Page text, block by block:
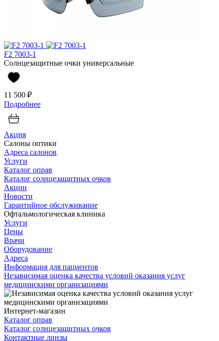
F2 7003-1
Солнцезащитные очки универсальные
11 500 ₽
Подробнее
Акция
Салоны оптики
Адреса салонов
Услуги
Каталог оправ
Каталог солнцезащитных очков
Акции
Новости
Гарантийное обслуживание
Офтальмологическая клиника
Услуги
Цены
Врачи
Оборудование
Адреса
Информация для пациентов
Независимая оценка качества условий оказания услуг
медицинскими организациями
Интернет-магазин
Каталог оправ
Каталог солнцезащитных очков
Контактные линзы